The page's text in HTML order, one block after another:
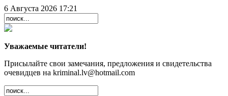
6 Августа 2026 17:21
Уважаемые читатели!
Присылайте свои замечания, предложения и свидетельства
очевидцев на kriminal.lv@hotmail.com